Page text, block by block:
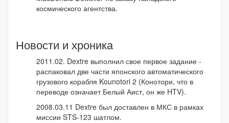
космического агентства.
Новости и хроника
2011.02. Dextre выполнил свое первое задание -
распаковал две части японского автоматического
грузового корабля Kounotori 2 (Конотори, что в
переводе означает Белый Аист, он же HTV).
2008.03.11 Dextre был доставлен в МКС в рамках
миссии STS-123 шатлом.